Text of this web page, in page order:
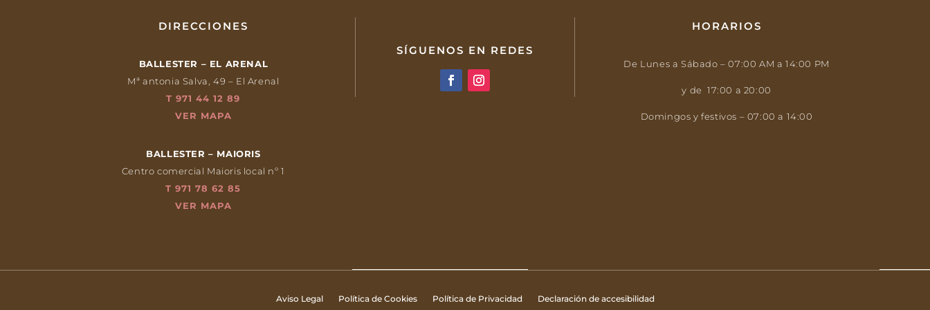
DIRECCIONES
BALLESTER – EL ARENAL
Mª antonia Salva, 49 – El Arenal
T 971 44 12 89
VER MAPA
BALLESTER – MAIORIS
Centro comercial Maioris local nº 1
T 971 78 62 85
VER MAPA
SÍGUENOS EN REDES
HORARIOS
De Lunes a Sábado – 07:00 AM a 14:00 PM
y de 17:00 a 20:00
Domingos y festivos – 07:00 a 14:00
Aviso Legal Política de Cookies Política de Privacidad Declaración de accesibilidad